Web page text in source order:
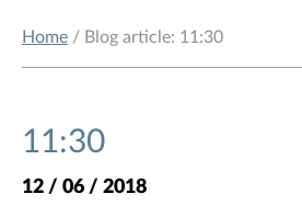
Home / Blog article: 11:30
11:30
12 / 06 / 2018